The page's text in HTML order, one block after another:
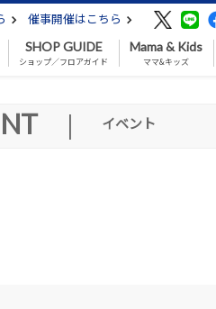
催事開催はこちら
SHOP GUIDE
ショップ／フロアガイド
Mama & Kids
ママ&キッズ
| イベント